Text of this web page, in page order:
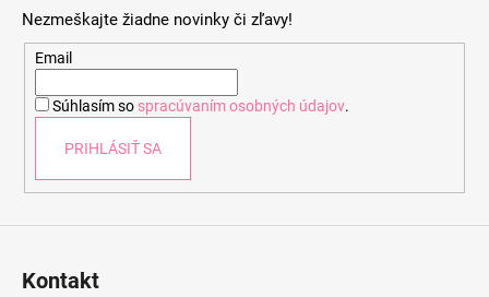
Nezmeškajte žiadne novinky či zľavy!
Email
Súhlasím so spracúvaním osobných údajov.
PRIHLÁSIŤ SA
Kontakt